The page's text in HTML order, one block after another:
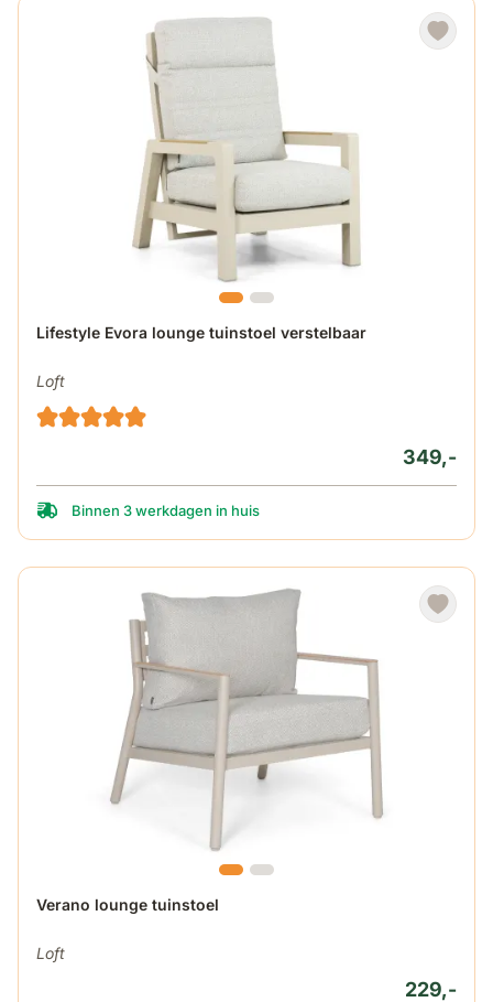
Lifestyle Evora lounge tuinstoel verstelbaar
Loft
349,-
Binnen 3 werkdagen in huis
Verano lounge tuinstoel
Loft
229,-